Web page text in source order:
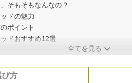
そもそもなんなの？
ドの魅力
ポイント
ドおすすめ12選
全てを見る
び方